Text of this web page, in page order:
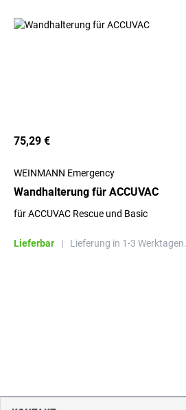
75,29 €
WEINMANN Emergency
Wandhalterung für ACCUVAC
für ACCUVAC Rescue und Basic
Lieferbar | Lieferung in 1-3 Werktagen.